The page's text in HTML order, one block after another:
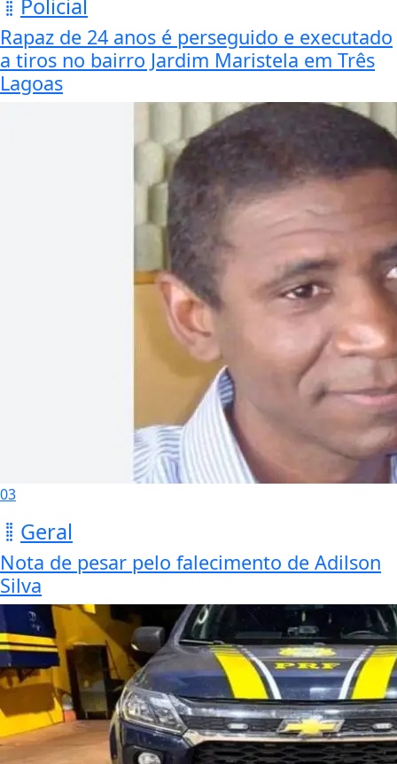
Policial
Rapaz de 24 anos é perseguido e executado
a tiros no bairro Jardim Maristela em Três
Lagoas
03
Geral
Nota de pesar pelo falecimento de Adilson
Silva